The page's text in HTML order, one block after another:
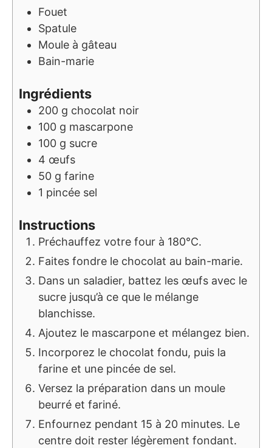
Fouet
Spatule
Moule à gâteau
Bain-marie
Ingrédients
200 g chocolat noir
100 g mascarpone
100 g sucre
4 œufs
50 g farine
1 pincée sel
Instructions
Préchauffez votre four à 180°C.
Faites fondre le chocolat au bain-marie.
Dans un saladier, battez les œufs avec le
sucre jusqu’à ce que le mélange
blanchisse.
Ajoutez le mascarpone et mélangez bien.
Incorporez le chocolat fondu, puis la
farine et une pincée de sel.
Versez la préparation dans un moule
beurré et fariné.
Enfournez pendant 15 à 20 minutes. Le
centre doit rester légèrement fondant.